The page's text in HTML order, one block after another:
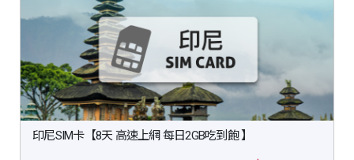
印尼SIM卡【8天 高速上網 每日2GB吃到飽 】